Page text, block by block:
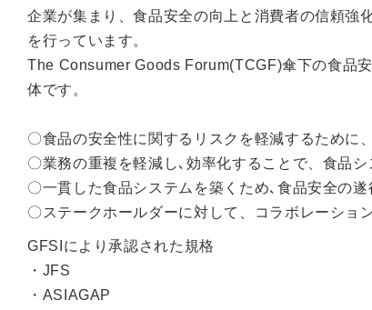
企業が集まり、食品安全の向上と消費者の信頼強
を行っています。
The Consumer Goods Forum(TCGF)傘下の食品
体です。
〇食品の安全性に関するリスクを軽減するために
〇業務の重複を軽減し､効率化することで、食品
〇一貫した食品システムを築くため､食品安全の遂
〇ステークホールダーに対して、コラボレーショ
GFSIにより承認された規格
・JFS
・ASIAGAP